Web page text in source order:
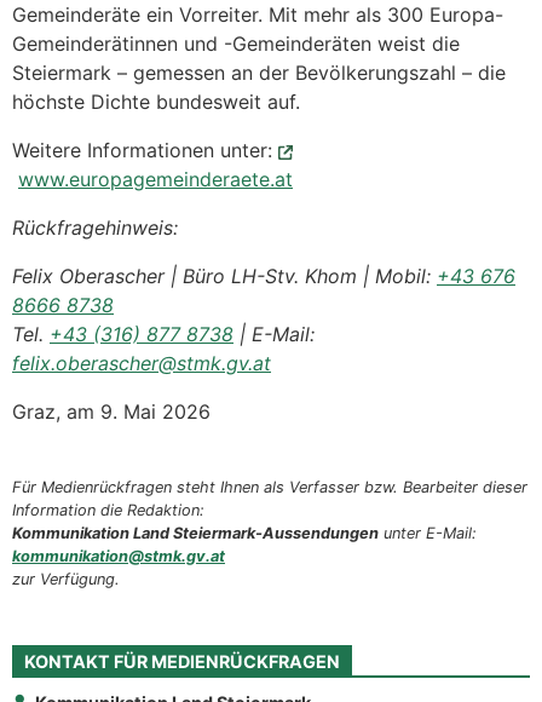
Gemeinderäte ein Vorreiter. Mit mehr als 300 Europa-
Gemeinderätinnen und -Gemeinderäten weist die
Steiermark – gemessen an der Bevölkerungszahl – die
höchste Dichte bundesweit auf.
Weitere Informationen unter:
www.europagemeinderaete.at
Rückfragehinweis:
Felix Oberascher | Büro LH-Stv. Khom | Mobil: +43 676
8666 8738
Tel. +43 (316) 877 8738 | E-Mail:
felix.oberascher@stmk.gv.at
Graz, am 9. Mai 2026
Für Medienrückfragen steht Ihnen als Verfasser bzw. Bearbeiter dieser
Information die Redaktion:
Kommunikation Land Steiermark-Aussendungen unter E-Mail:
kommunikation@stmk.gv.at
zur Verfügung.
KONTAKT FÜR MEDIENRÜCKFRAGEN